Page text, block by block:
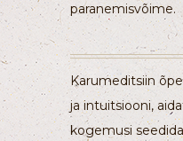
paranemisvõime.
Karumeditsiin
ja intuitsiooni,
kogemusi